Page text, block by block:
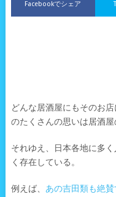
Facebookでシェア
どんな居酒屋にもそのお
のたくさんの思いは居酒屋
それゆえ、日本各地に多
く存在している。
例えば、 あの吉田類も絶